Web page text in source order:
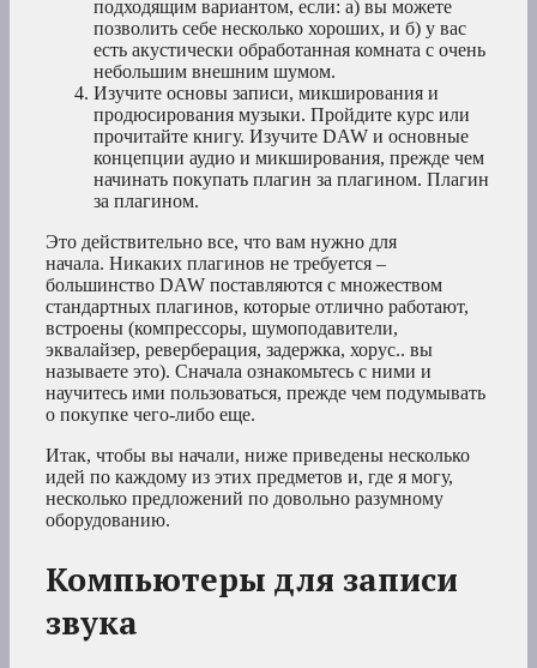
подходящим вариантом, если: а) вы можете
позволить себе несколько хороших, и б) у вас
есть акустически обработанная комната с очень
небольшим внешним шумом.
Изучите основы записи, микширования и
продюсирования музыки. Пройдите курс или
прочитайте книгу. Изучите DAW и основные
концепции аудио и микширования, прежде чем
начинать покупать плагин за плагином. Плагин
за плагином.
Это действительно все, что вам нужно для
начала. Никаких плагинов не требуется –
большинство DAW поставляются с множеством
стандартных плагинов, которые отлично работают,
встроены (компрессоры, шумоподавители,
эквалайзер, реверберация, задержка, хорус.. вы
называете это). Сначала ознакомьтесь с ними и
научитесь ими пользоваться, прежде чем подумывать
о покупке чего-либо еще.
Итак, чтобы вы начали, ниже приведены несколько
идей по каждому из этих предметов и, где я могу,
несколько предложений по довольно разумному
оборудованию.
Компьютеры для записи
звука